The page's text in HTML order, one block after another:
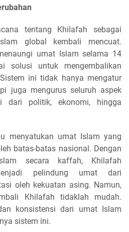
tentang Khilafah sebagai
global kembali mencuat.
umat Islam selama 14
solusi untuk mengembalikan
ini tidak hanya mengatur
juga mengurus seluruh aspek
dari politik, ekonomi, hingga
menyatukan umat Islam yang
batas-batas nasional. Dengan
secara kaffah, Khilafah
pelindung umat dari
oleh kekuatan asing. Namun,
Khilafah tidaklah mudah.
konsistensi dari umat Islam
sistem ini.